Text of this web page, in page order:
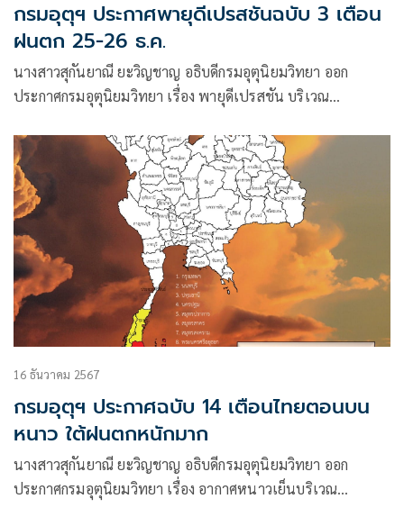
กรมอุตุฯ ประกาศพายุดีเปรสชันฉบับ 3 เตือน
ฝนตก 25-26 ธ.ค.
นางสาวสุกันยาณี ยะวิญชาญ อธิบดีกรมอุตุนิยมวิทยา ออก
ประกาศกรมอุตุนิยมวิทยา เรื่อง พายุดีเปรสชัน บริเวณ
16 ธันวาคม 2567
กรมอุตุฯ ประกาศฉบับ 14 เตือนไทยตอนบน
หนาว ใต้ฝนตกหนักมาก
นางสาวสุกันยาณี ยะวิญชาญ อธิบดีกรมอุตุนิยมวิทยา ออก
ประกาศกรมอุตุนิยมวิทยา เรื่อง อากาศหนาวเย็นบริเวณ